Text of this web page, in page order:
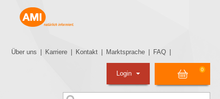
Über uns Karriere Kontakt Marktsprache FAQ
0
Login